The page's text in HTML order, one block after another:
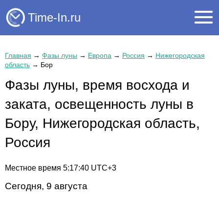
Time-In.ru
Главная → Фазы луны → Европа → Россия → Нижегородская
область → Бор
Фазы луны, время восхода и
заката, освещенность луны в
Бору, Нижегородская область,
Россия
Местное время 5:17:40 UTC+3
Сегодня, 9 августа